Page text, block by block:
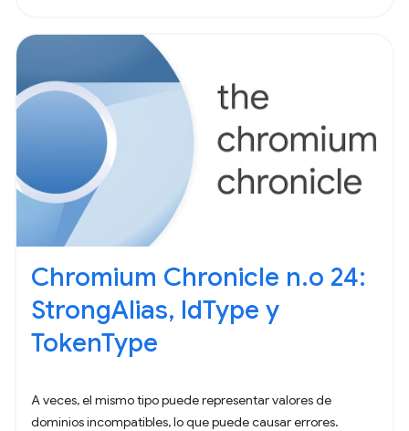
Chromium Chronicle n.o 24:
StrongAlias, IdType y
TokenType
A veces, el mismo tipo puede representar valores de
dominios incompatibles, lo que puede causar errores.